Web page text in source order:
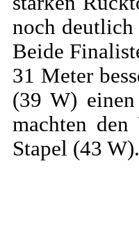
noch deutlich
Beide
31 Meter
(39 W)
machten den
Stapel (43